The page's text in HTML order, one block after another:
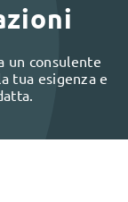
un consulente
tua esigenza e